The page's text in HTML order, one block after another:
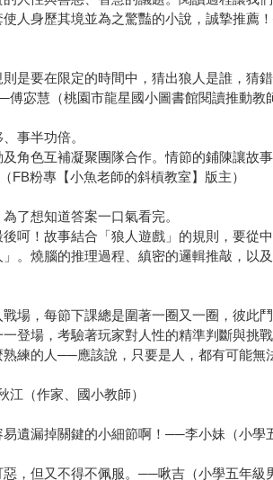
人身歷其境並為之驚豔的小說，誠摯推薦
是要在限定的時間中，猜出狼人是誰，
宓慧（桃園市龍星國小圖書館閱讀推動教
事半功倍。
角色互補凝聚團隊合作。情節的鋪陳讓故
粉專【小魚老師的斜槓教室】版主）
了想知道答案一口氣看完。
呵！故事結合「狼人遊戲」的規則，要從
。燒腦的推理過程、縝密的邏輯推敲，以
場，每節下課總是圍著一圈又一圈，彼此
場，考驗著玩家對人性的精準判斷與挑戰
練的人──應該說，只要是人，都有可能無
（作家、國小教師）
遺漏掉關鍵的小細節啊！──李小妹（小學
，但又不得不佩服。──啾吉（小學五年級